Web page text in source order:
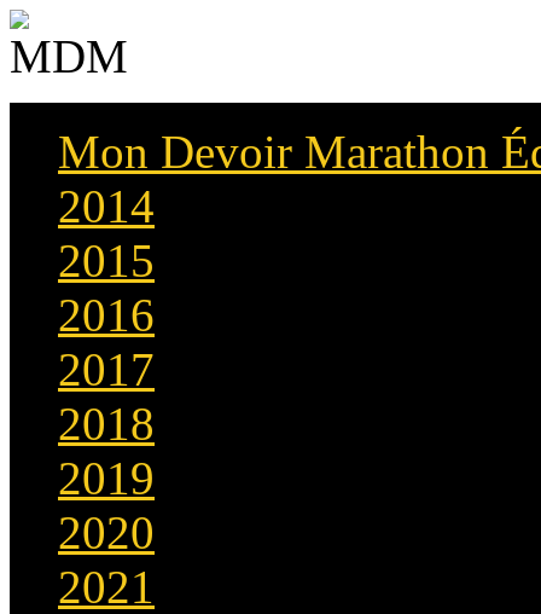
Mon Devoir Marathon
2014
2015
2016
2017
2018
2019
2020
2021